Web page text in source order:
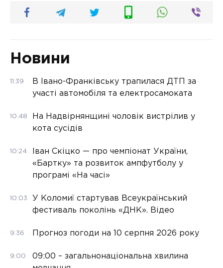
Новини
11:39
В Івано-Франківську трапилася ДТП за
участі автомобіля та електросамоката
10:48
На Надвірнянщині чоловік вистрілив у
кота сусідів
10:24
Іван Скіцко — про чемпіонат України,
«Бартку» та розвиток ампфутболу у
програмі «На часі»
10:03
У Коломиї стартував Всеукраїнський
фестиваль поколінь «ДНК». Відео
9:36 Прогноз погоди на 10 серпня 2026 року
9:00
09:00 – загальнонаціональна хвилина